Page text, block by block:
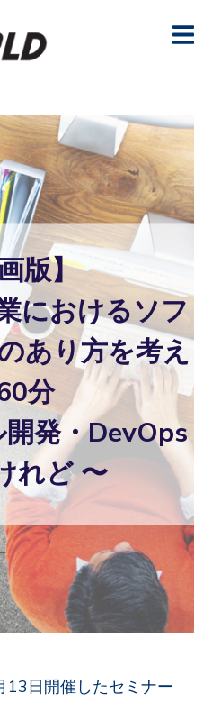
画版】
におけるソフ
あり方を考え
分
発・DevOps
れど 〜
日開催したセミナー